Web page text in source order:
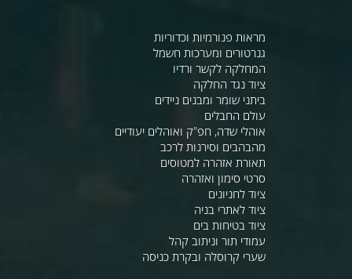
מראות פנורמיות וכדוריות
גנרטורים ומערכות חשמל
המחלקה לקשר ורדיו
ציוד נגד החלקה
ביתני שומר ומבנים ניידים
עולם החבלים
אוהלי שדה, חפ"ק ואוהלים יעודיים
מהבהבים וסירנות לרכב
תאורת אזהרה למטוסים
סרטי סימון ואזהרה
ציוד לחניונים
ציוד לאתרי בניה
ציוד בטיחות בים
עמודי תור וניתוב קהל
שערי קרוסלה ובקרת כניסה